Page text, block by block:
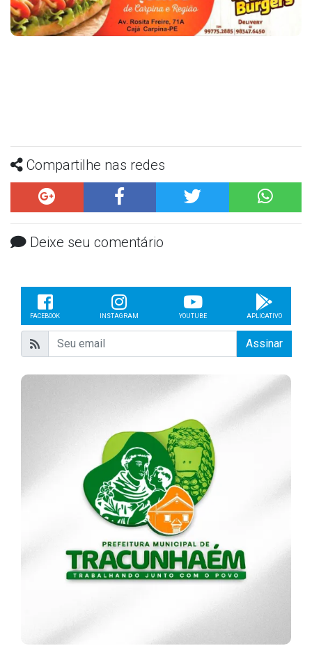
Compartilhe nas redes
Deixe seu comentário
FACEBOOK INSTAGRAM YOUTUBE APLICATIVO
Assinar